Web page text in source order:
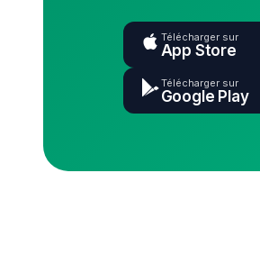
Télécharger sur
App Store
Télécharger sur
Google Play